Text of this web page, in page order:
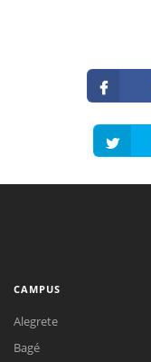
CAMPUS
Alegrete
Bagé